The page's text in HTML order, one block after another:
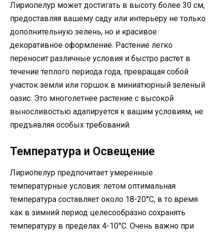
Лириопелур может достигать в высоту более 30 см,
предоставляя вашему саду или интерьеру не только
дополнительную зелень, но и красивое
декоративное оформление. Растение легко
переносит различные условия и быстро растет в
течение теплого периода года, превращая собой
участок земли или горшок в миниатюрный зеленый
оазис. Это многолетнее растение с высокой
выносливостью адапируется к вашим условиям, не
предъявляя особых требований.
Температура и Освещение
Лириопелур предпочитает умеренные
температурные условия: летом оптимальная
температура составляет около 18-20°C, в то время
как в зимний период целесообразно сохранять
температуру в пределах 4-10°C. Очень важно при